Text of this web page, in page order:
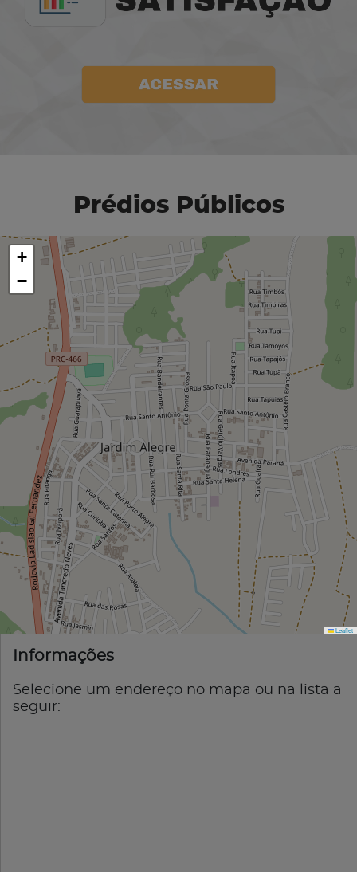
Prédios Públicos
+
−
Leaflet
Informações
Selecione um endereço no mapa ou na lista a
seguir: